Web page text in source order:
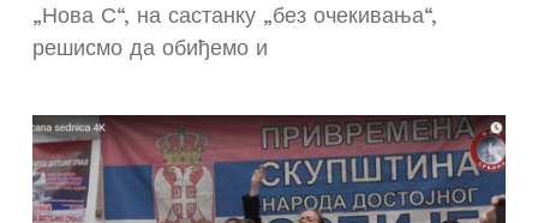
„Нова С“, на састанку „без очекивања“,
решисмо да обиђемо и